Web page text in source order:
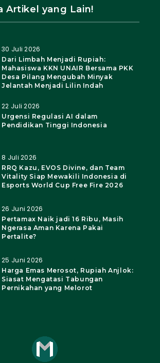
Artikel yang Lain!
30 Juli 2026
Dari Limbah Menjadi Rupiah:
Mahasiswa KKN UNAIR Bersama PKK
Desa Pilang Mengubah Minyak
Jelantah Menjadi Lilin Indah
22 Juli 2026
Urgensi Regulasi AI dalam
Pendidikan Tinggi Indonesia
8 Juli 2026
RRQ Kazu, EVOS Divine, dan Team
Vitality Siap Mewakili Indonesia di
Esports World Cup Free Fire 2026
26 Juni 2026
Pertamax Naik jadi 16 Ribu, Masih
Ngerasa Aman Karena Pakai
Pertalite?
25 Juni 2026
Harga Emas Merosot, Rupiah Anjlok:
Siasat Mengatasi Tabungan
Pernikahan yang Melorot